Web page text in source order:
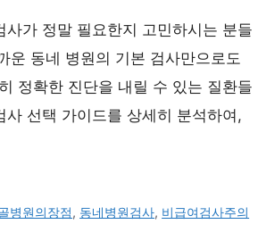
가 정말 필요한지 고민하시는 분들
운 동네 병원의 기본 검사만으로도
정확한 진단을 내릴 수 있는 질환들
선택 가이드를 상세히 분석하여,
병원의장점, 동네병원검사, 비급여검사주의